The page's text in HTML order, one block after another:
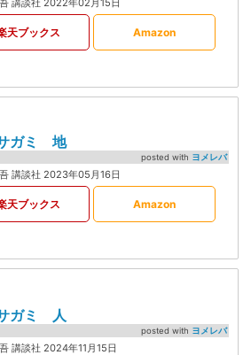
講談社 2022年02月15日
天ブックス Amazon
ガミ 地
posted with ヨメレバ
講談社 2023年05月16日
天ブックス Amazon
ガミ 人
posted with ヨメレバ
講談社 2024年11月15日